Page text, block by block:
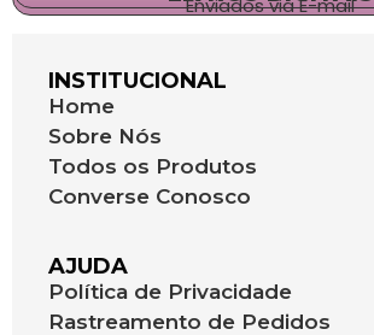
Enviados via E-mail
INSTITUCIONAL
Home
Sobre Nós
Todos os Produtos
Converse Conosco
AJUDA
Política de Privacidade
Rastreamento de Pedidos